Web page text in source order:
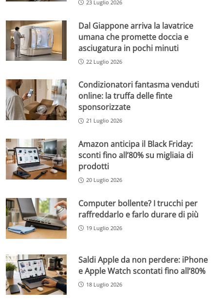
23 Luglio 2026
Dal Giappone arriva la lavatrice
umana che promette doccia e
asciugatura in pochi minuti
22 Luglio 2026
Condizionatori fantasma venduti
online: la truffa delle finte
sponsorizzate
21 Luglio 2026
Amazon anticipa il Black Friday:
sconti fino all’80% su migliaia di
prodotti
20 Luglio 2026
Computer bollente? I trucchi per
raffreddarlo e farlo durare di più
19 Luglio 2026
Saldi Apple da non perdere: iPhone
e Apple Watch scontati fino all’80%
18 Luglio 2026